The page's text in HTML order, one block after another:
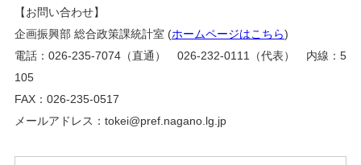
【お問い合わせ】
企画振興部 総合政策課統計室 (ホームページはこちら)
電話：026-235-7074（直通） 026-232-0111（代表） 内線：5
105
FAX：026-235-0517
メールアドレス：tokei@pref.nagano.lg.jp